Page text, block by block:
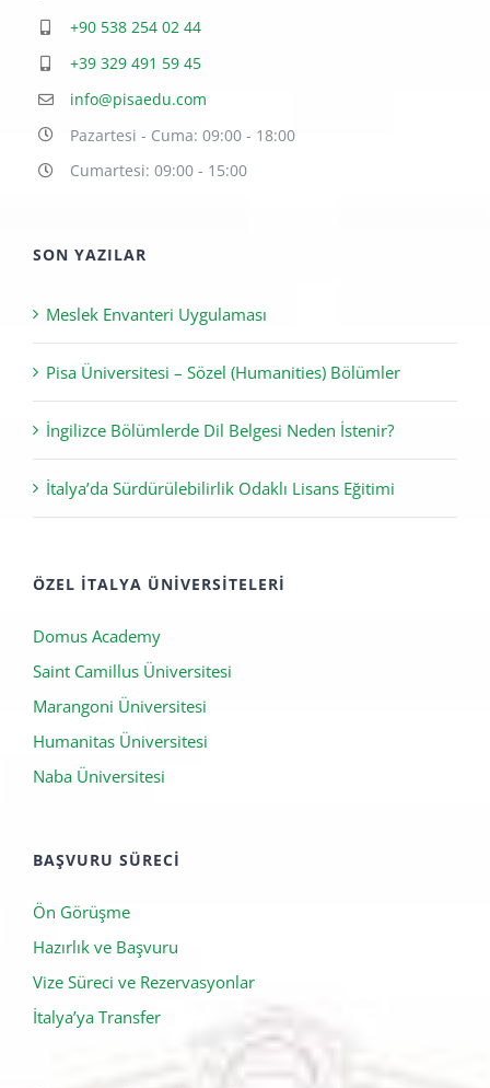
+90 538 254 02 44
+39 329 491 59 45
info@pisaedu.com
Pazartesi - Cuma: 09:00 - 18:00
Cumartesi: 09:00 - 15:00
SON YAZILAR
Meslek Envanteri Uygulaması
Pisa Üniversitesi – Sözel (Humanities) Bölümler
İngilizce Bölümlerde Dil Belgesi Neden İstenir?
İtalya’da Sürdürülebilirlik Odaklı Lisans Eğitimi
ÖZEL İTALYA ÜNIVERSITELERI
Domus Academy
Saint Camillus Üniversitesi
Marangoni Üniversitesi
Humanitas Üniversitesi
Naba Üniversitesi
BAŞVURU SÜRECI
Ön Görüşme
Hazırlık ve Başvuru
Vize Süreci ve Rezervasyonlar
İtalya’ya Transfer